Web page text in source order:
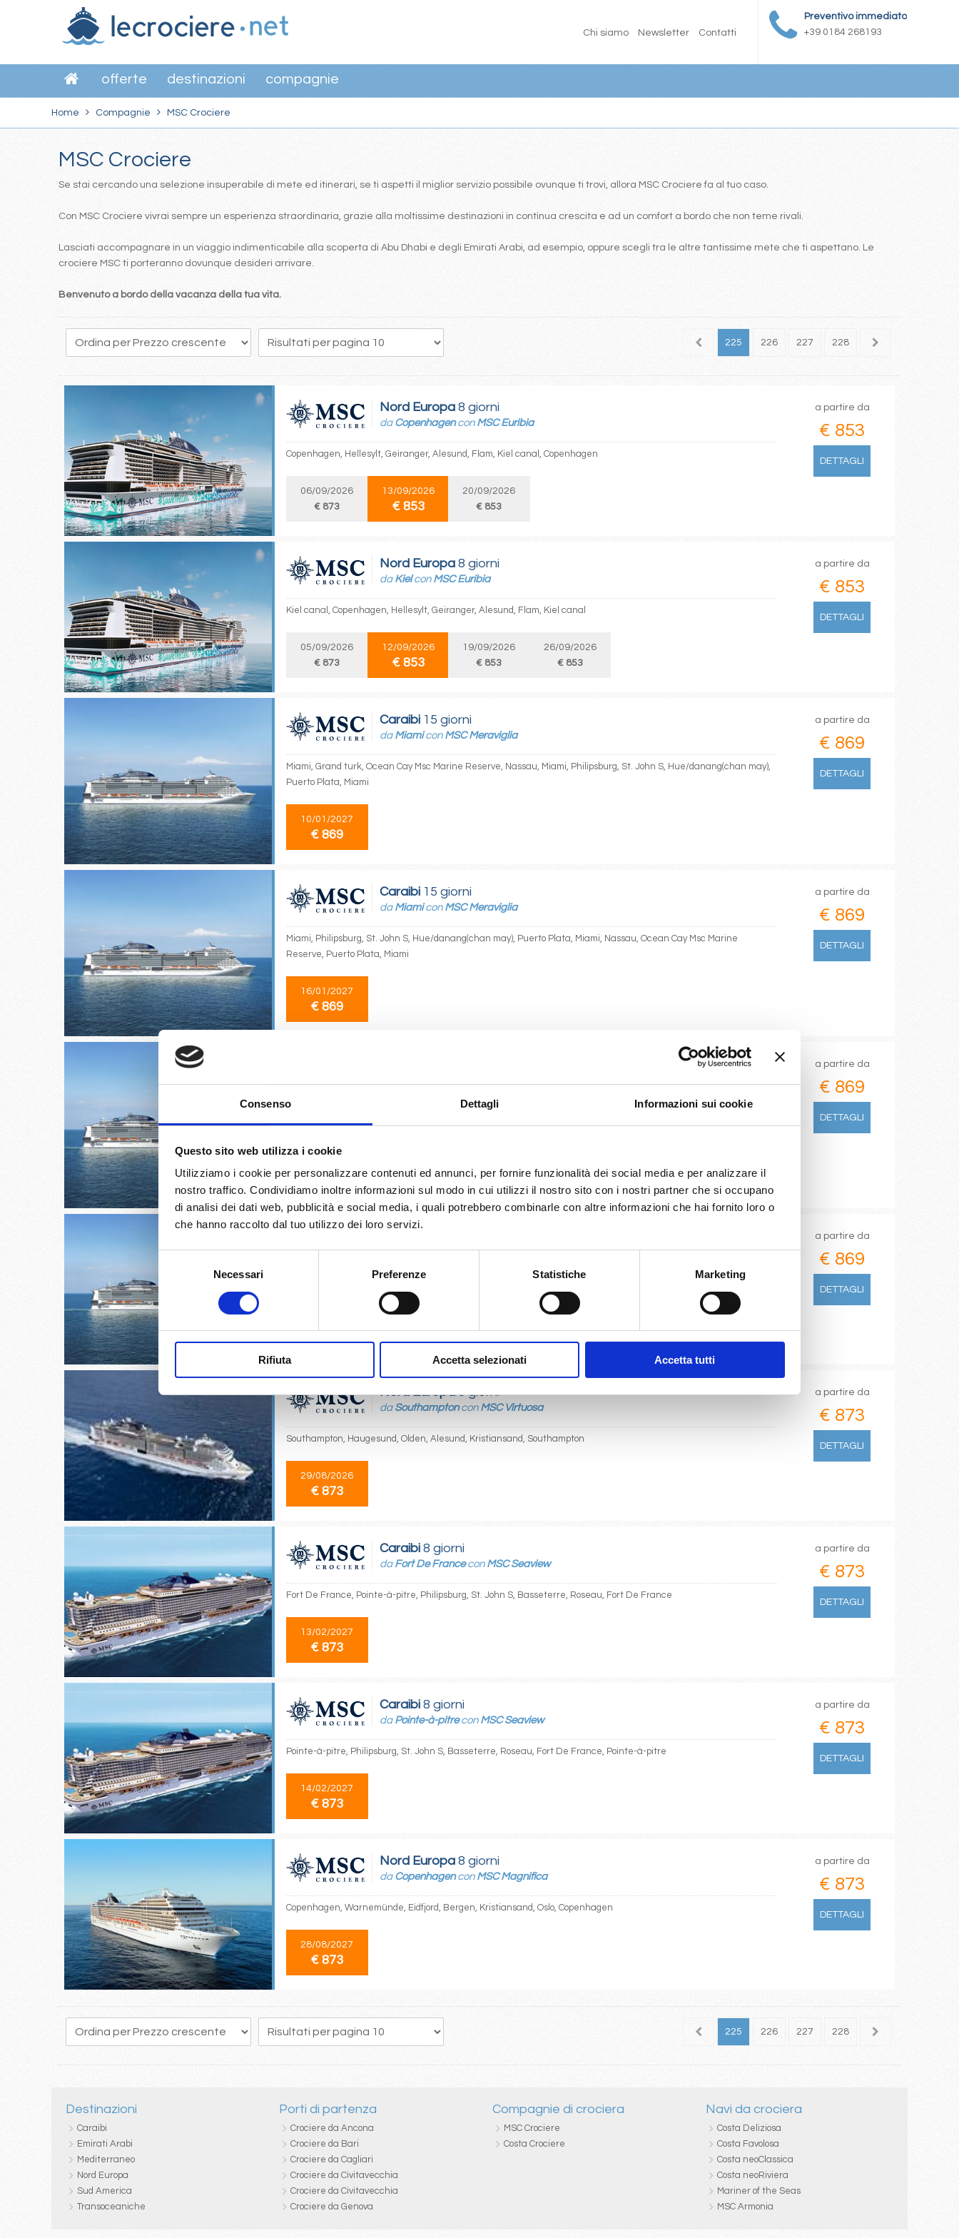
Consenso Dettagli Informazioni sui cookie
Questo sito web utilizza i cookie
Utilizziamo i cookie per personalizzare contenuti ed annunci, per fornire funzionalità dei social media e per analizzare il
nostro traffico. Condividiamo inoltre informazioni sul modo in cui utilizzi il nostro sito con i nostri partner che si occupano
di analisi dei dati web, pubblicità e social media, i quali potrebbero combinarle con altre informazioni che hai fornito loro o
che hanno raccolto dal tuo utilizzo dei loro servizi.
consenso
Necessari Preferenze Statistiche Marketing
Rifiuta Accetta selezionati Accetta tutti
Preventivo immediato
+39 0184 268193
Chi siamo Newsletter Contatti
offerte destinazioni compagnie
Home Compagnie MSC Crociere
MSC Crociere
Se stai cercando una selezione insuperabile di mete ed itinerari, se ti aspetti il miglior servizio possibile ovunque ti trovi, allora MSC Crociere fa al tuo caso.
Con MSC Crociere vivrai sempre un esperienza straordinaria, grazie alla moltissime destinazioni in continua crescita e ad un comfort a bordo che non teme rivali.
Lasciati accompagnare in un viaggio indimenticabile alla scoperta di Abu Dhabi e degli Emirati Arabi, ad esempio, oppure scegli tra le altre tantissime mete che ti aspettano. Le
crociere MSC ti porteranno dovunque desideri arrivare.
Benvenuto a bordo della vacanza della tua vita.
207 208 209 210 211 212 213 214 215 217 224 225 226 227 228 229
Nord Europa 8 giorni
da Copenhagencon MSC Euribia
Copenhagen, Hellesylt, Geiranger, Alesund, Flam, Kiel canal, Copenhagen
06/09/2026
€ 873
13/09/2026
€ 853
20/09/2026
€ 853
a partire da
€ 853
DETTAGLI
Nord Europa 8 giorni
da Kielcon MSC Euribia
Kiel canal, Copenhagen, Hellesylt, Geiranger, Alesund, Flam, Kiel canal
05/09/2026
€ 873
12/09/2026
€ 853
19/09/2026
€ 853
26/09/2026
€ 853
a partire da
€ 853
DETTAGLI
Caraibi 15 giorni
da Miamicon MSC Meraviglia
Miami, Grand turk, Ocean Cay Msc Marine Reserve, Nassau, Miami, Philipsburg, St. John S, Hue/danang(chan may),
Puerto Plata, Miami
10/01/2027
€ 869
a partire da
€ 869
DETTAGLI
Caraibi 15 giorni
da Miamicon MSC Meraviglia
Miami, Philipsburg, St. John S, Hue/danang(chan may), Puerto Plata, Miami, Nassau, Ocean Cay Msc Marine
Reserve, Puerto Plata, Miami
16/01/2027
€ 869
a partire da
€ 869
DETTAGLI
Miami, Nassau, Ocean Cay Msc Marine Reserve, Puerto Plata, Miami, Nassau, San Juan, Philipsburg,
Hue/danang(chan may), Miami
€ 869
a partire da
€ 869
DETTAGLI
daMiamiconMSC Meraviglia
€ 869
a partire da
€ 869
DETTAGLI
Nord Europa8 giorni
da Southamptoncon MSC Virtuosa
Southampton, Haugesund, Olden, Alesund, Kristiansand, Southampton
29/08/2026
€ 873
a partire da
€ 873
DETTAGLI
Caraibi 8 giorni
da Fort De Francecon MSC Seaview
Fort De France, Pointe-à-pitre, Philipsburg, St. John S, Basseterre, Roseau, Fort De France
13/02/2027
€ 873
a partire da
€ 873
DETTAGLI
Caraibi 8 giorni
da Pointe-à-pitrecon MSC Seaview
Pointe-à-pitre, Philipsburg, St. John S, Basseterre, Roseau, Fort De France, Pointe-à-pitre
14/02/2027
€ 873
a partire da
€ 873
DETTAGLI
Nord Europa 8 giorni
da Copenhagencon MSC Magnifica
Copenhagen, Warnemünde, Eidfjord, Bergen, Kristiansand, Oslo, Copenhagen
28/08/2027
€ 873
a partire da
€ 873
DETTAGLI
207 208 209 210 211 212 213 214 215 217 224 225 226 227 228 229
Destinazioni
Caraibi
Emirati Arabi
Mediterraneo
Nord Europa
Sud America
Transoceaniche
Porti di partenza
Crociere da Ancona
Crociere da Bari
Crociere da Cagliari
Crociere da Civitavecchia
Crociere da Civitavecchia
Crociere da Genova
Compagnie di crociera
MSC Crociere
Costa Crociere
Navi da crociera
Costa Deliziosa
Costa Favolosa
Costa neoClassica
Costa neoRiviera
Mariner of the Seas
MSC Armonia